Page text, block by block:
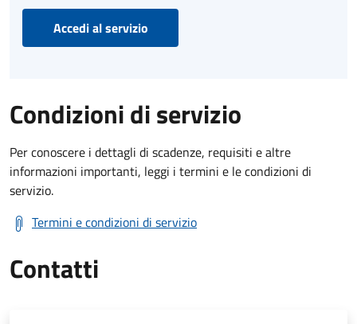
Accedi al servizio
Condizioni di servizio
Per conoscere i dettagli di scadenze, requisiti e altre
informazioni importanti, leggi i termini e le condizioni di
servizio.
Termini e condizioni di servizio
Contatti